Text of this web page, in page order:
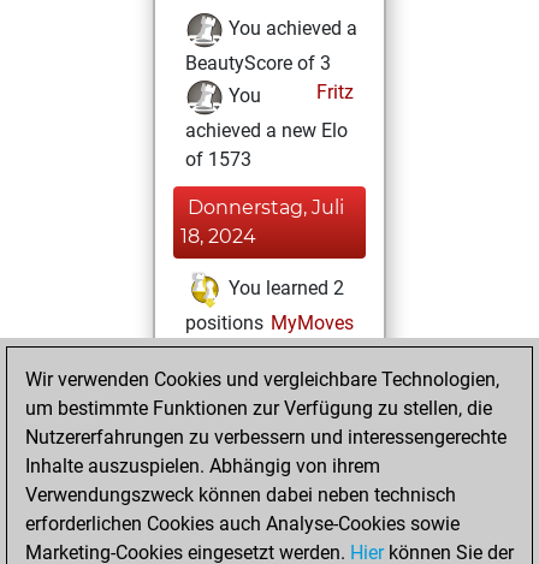
You achieved a
BeautyScore of 3
Fritz
You
achieved a new Elo
of 1573
Donnerstag, Juli
18, 2024
You learned 2
positions MyMoves
Freitag, Juli 15,
2022
your Studies account
Studies
Mittwoch,
Wir verwenden Cookies und vergleichbare Technologien,
um bestimmte Funktionen zur Verfügung zu stellen, die
Nutzererfahrungen zu verbessern und interessengerechte
Inhalte auszuspielen. Abhängig von ihrem
Verwendungszweck können dabei neben technisch
erforderlichen Cookies auch Analyse-Cookies sowie
Marketing-Cookies eingesetzt werden. Hierkönnen Sie der